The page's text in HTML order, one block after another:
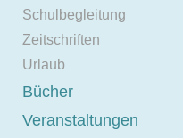
Schulbegleitung
Zeitschriften
Urlaub
Bücher
Veranstaltungen